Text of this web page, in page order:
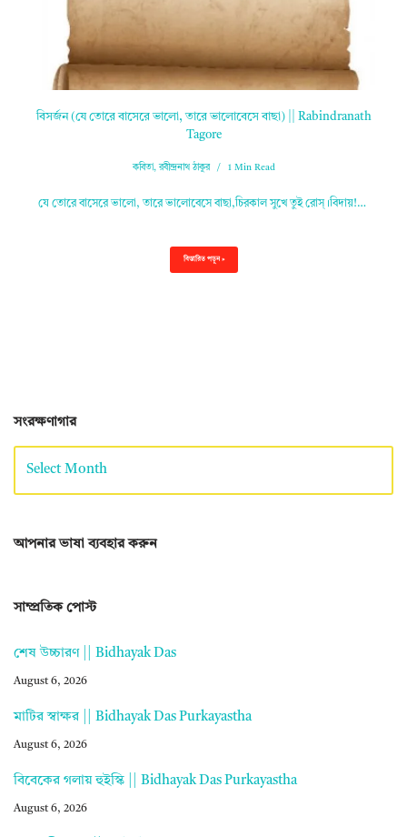
বিসর্জন (যে তোরে বাসেরে ভালো, তারে ভালোবেসে বাছা) || Rabindranath
Tagore
কবিতা,রবীন্দ্রনাথ ঠাকুর 1 Min Read
যে তোরে বাসেরে ভালো, তারে ভালোবেসে বাছা,চিরকাল সুখে তুই রোস্‌।বিদায়!…
বিস্তারিত পড়ুন »
সংরক্ষণাগার
আপনার ভাষা ব্যবহার করুন
সাম্প্রতিক পোস্ট
শেষ উচ্চারণ || Bidhayak Das
August 6, 2026
মাটির স্বাক্ষর || Bidhayak Das Purkayastha
August 6, 2026
বিবেকের গলায় হুইস্কি || Bidhayak Das Purkayastha
August 6, 2026